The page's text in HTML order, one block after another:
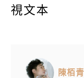
視文本
陳栢青